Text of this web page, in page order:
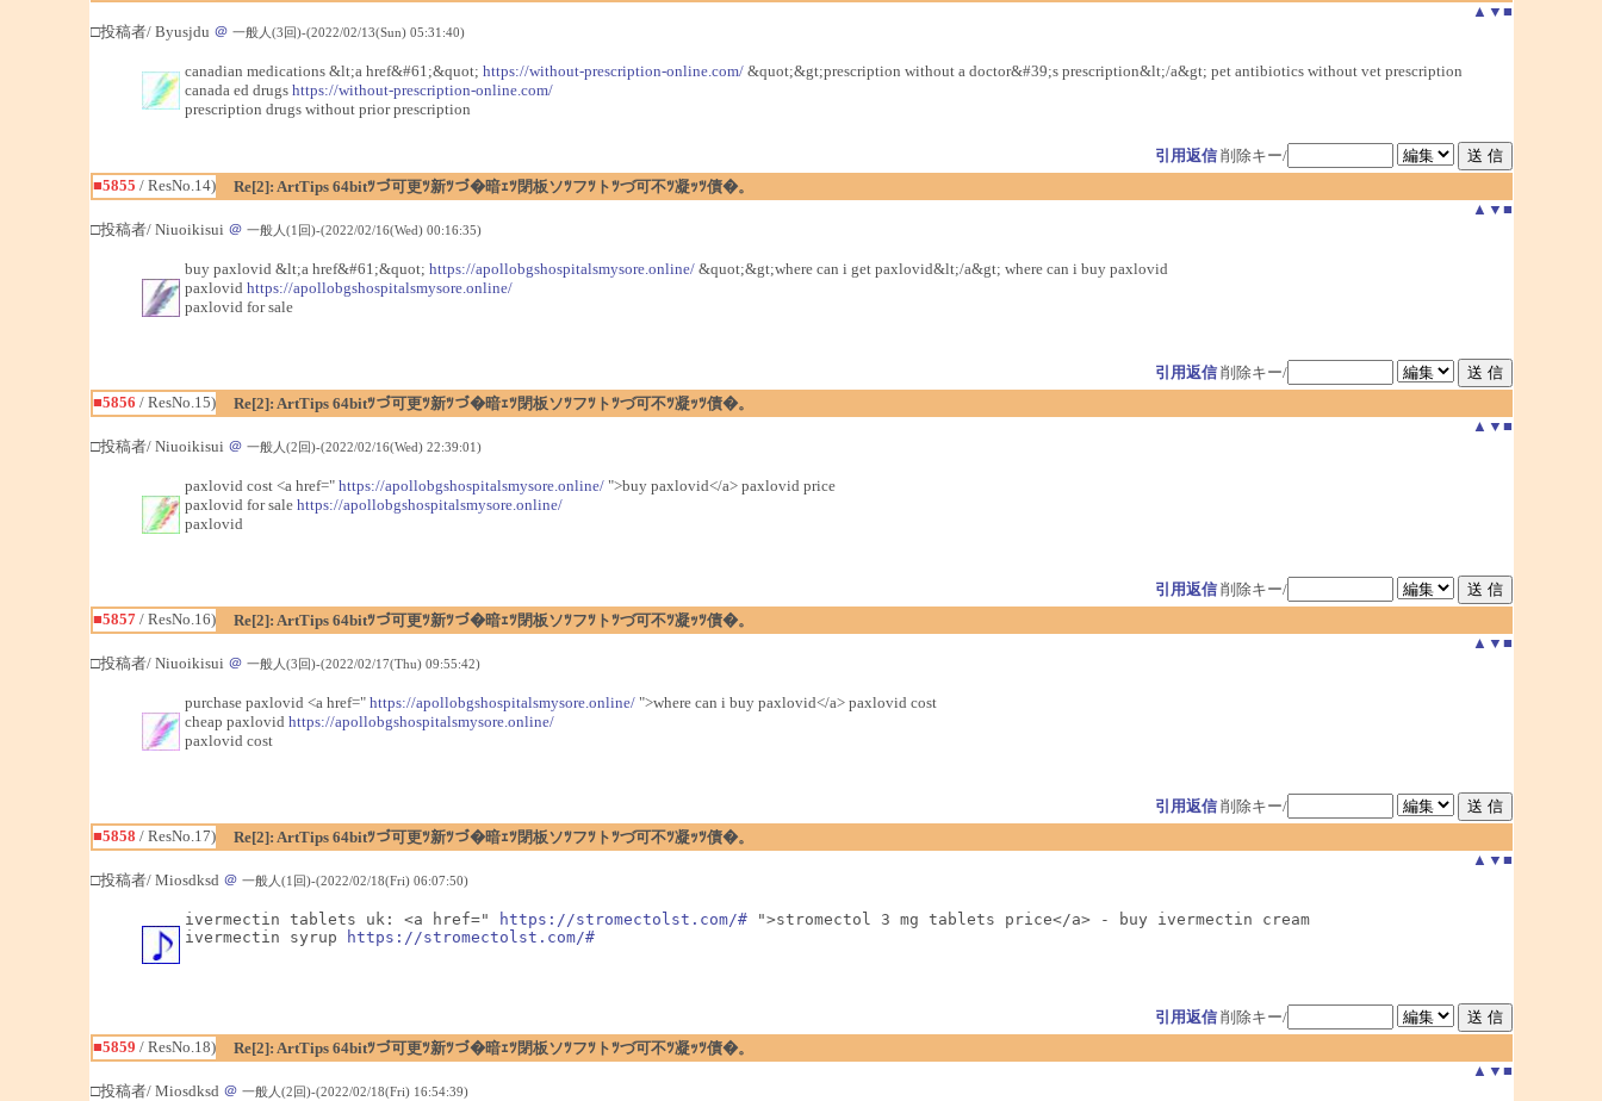
▲ ▼ ■
□投稿者/ Byusjdu ＠ 一般人(3回)-(2022/02/13(Sun) 05:31:40)
canadian medications &lt;a href&#61;&quot; https://without-prescription-online.com/&quot;&gt;prescription without a doctor&#39;s prescription&lt;/a&gt; pet antibiotics without vet prescription
canada ed drugs https://without-prescription-online.com/
prescription drugs without prior prescription
引用返信 削除キー/
■5855 / ResNo.14)
Re[2]: ArtTips 64bitﾂづ可更ﾂ新ﾂづ�暗ｪﾂ閉板ソﾂフﾂトﾂづ可不ﾂ凝ｯﾂ債�。
▲ ▼ ■
□投稿者/ Niuoikisui ＠ 一般人(1回)-(2022/02/16(Wed) 00:16:35)
buy paxlovid &lt;a href&#61;&quot; https://apollobgshospitalsmysore.online/&quot;&gt;where can i get paxlovid&lt;/a&gt; where can i buy paxlovid
paxlovid https://apollobgshospitalsmysore.online/
paxlovid for sale
引用返信 削除キー/
■5856 / ResNo.15)
Re[2]: ArtTips 64bitﾂづ可更ﾂ新ﾂづ�暗ｪﾂ閉板ソﾂフﾂトﾂづ可不ﾂ凝ｯﾂ債�。
▲ ▼ ■
□投稿者/ Niuoikisui ＠ 一般人(2回)-(2022/02/16(Wed) 22:39:01)
paxlovid cost <a href=" https://apollobgshospitalsmysore.online/">buy paxlovid</a> paxlovid price
paxlovid for sale https://apollobgshospitalsmysore.online/
paxlovid
引用返信 削除キー/
■5857/ ResNo.16)
Re[2]: ArtTips 64bitﾂづ可更ﾂ新ﾂづ�暗ｪﾂ閉板ソﾂフﾂトﾂづ可不ﾂ凝ｯﾂ債�。
▲ ▼ ■
□投稿者/ Niuoikisui ＠ 一般人(3回)-(2022/02/17(Thu) 09:55:42)
purchase paxlovid <a href=" https://apollobgshospitalsmysore.online/">where can i buy paxlovid</a> paxlovid cost
cheap paxlovid https://apollobgshospitalsmysore.online/
paxlovid cost
引用返信 削除キー/
■5858 / ResNo.17)
Re[2]: ArtTips 64bitﾂづ可更ﾂ新ﾂづ�暗ｪﾂ閉板ソﾂフﾂトﾂづ可不ﾂ凝ｯﾂ債�。
▲ ▼ ■
□投稿者/ Miosdksd ＠ 一般人(1回)-(2022/02/18(Fri) 06:07:50)
ivermectin tablets uk: <a href=" https://stromectolst.com/# ">stromectol 3 mg tablets price</a> - buy ivermectin cream
ivermectin syrup
https://stromectolst.com/#
引用返信 削除キー/
■5859 / ResNo.18)
Re[2]: ArtTips 64bitﾂづ可更ﾂ新ﾂづ�暗ｪﾂ閉板ソﾂフﾂトﾂづ可不ﾂ凝ｯﾂ債�。
▲ ▼ ■
□投稿者/ Miosdksd ＠ 一般人(2回)-(2022/02/18(Fri) 16:54:39)